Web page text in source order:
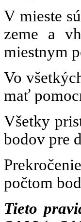
V mieste
zeme a
miestnym
Vo
mať
Všetky
bodov pre
počtom
Tieto